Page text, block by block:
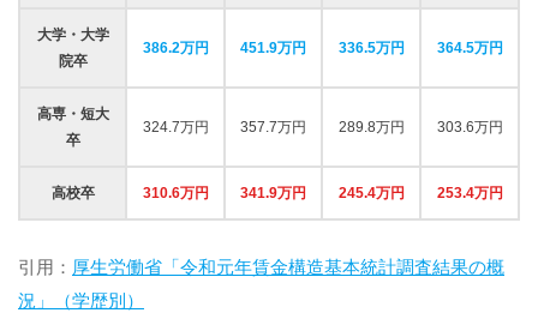
大学・大学
院卒
386.2万円 451.9万円 336.5万円 364.5万円
高専・短大
卒
324.7万円 357.7万円 289.8万円 303.6万円
高校卒 310.6万円 341.9万円 245.4万円 253.4万円
引用： 厚生労働省「令和元年賃金構造基本統計調査結果の概
況」（学歴別）